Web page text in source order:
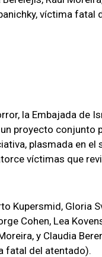
víctima fatal
la Embajada de
proyecto conjunto
plasmada en el
víctimas que
Kupersmid, Gloria
Cohen, Lea
y Claudia
fatal del atentado).